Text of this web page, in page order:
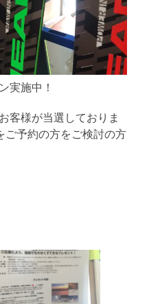
実施中！
客様が当選しておりま
ご予約の方をご検討の方